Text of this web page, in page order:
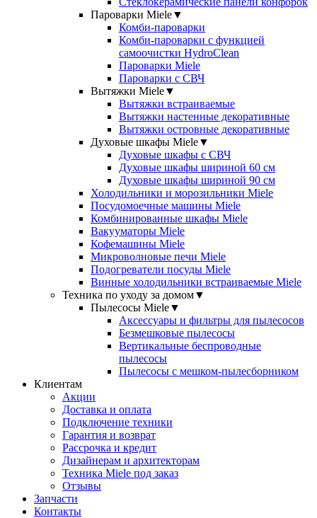
Пароварки Miele▼
Комби-пароварки
Комби-пароварки с функцией
самоочистки HydroClean
Пароварки Miele
Пароварки с СВЧ
Вытяжки Miele▼
Вытяжки встраиваемые
Вытяжки настенные декоративные
Вытяжки островные декоративные
Духовые шкафы Miele▼
Духовые шкафы с СВЧ
Духовые шкафы шириной 60 см
Духовые шкафы шириной 90 см
Холодильники и морозильники Miele
Посудомоечные машины Miele
Комбинированные шкафы Miele
Вакууматоры Miele
Кофемашины Miele
Микроволновые печи Miele
Подогреватели посуды Miele
Винные холодильники встраиваемые Miele
Техника по уходу за домом▼
Пылесосы Miele▼
Аксессуары и фильтры для пылесосов
Безмешковые пылесосы
Вертикальные беспроводные
пылесосы
Пылесосы с мешком-пылесборником
Клиентам
Акции
Доставка и оплата
Подключение техники
Гарантия и возврат
Рассрочка и кредит
Дизайнерам и архитекторам
Техника Miele под заказ
Отзывы
Запчасти
Контакты